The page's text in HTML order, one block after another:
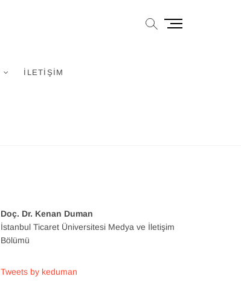
İLETIŞIM
M
Doç. Dr. Kenan Duman
İstanbul Ticaret Üniversitesi Medya ve İletişim
Bölümü
Tweets by keduman